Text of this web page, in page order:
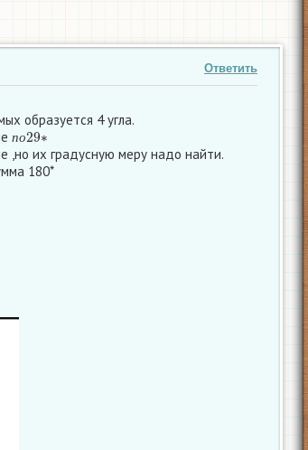
Ответить
образуется 4 угла.
по29∗
,но их градусную меру надо найти.
180*